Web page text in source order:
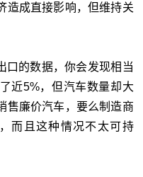
造成直接影响，但维持关
口的数据，你会发现相当
近5%，但汽车数量却大
售廉价汽车，要么制造商
而且这种情况不太可持